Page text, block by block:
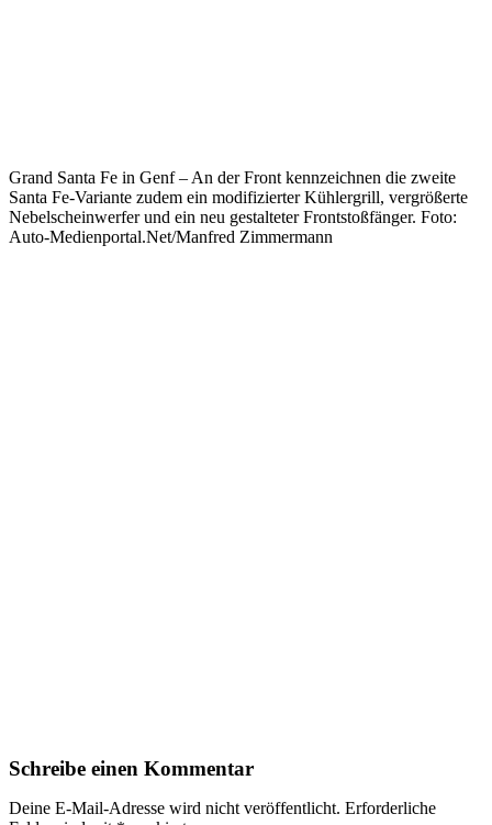
Grand Santa Fe in Genf – An der Front kennzeichnen die zweite
Santa Fe-Variante zudem ein modifizierter Kühlergrill, vergrößerte
Nebelscheinwerfer und ein neu gestalteter Frontstoßfänger. Foto:
Auto-Medienportal.Net/Manfred Zimmermann
Schreibe einen Kommentar
Deine E-Mail-Adresse wird nicht veröffentlicht. Erforderliche